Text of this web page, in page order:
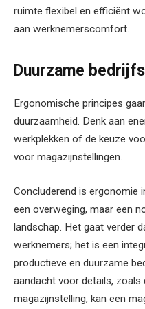
ruimte flexibel en efficiënt
aan werknemerscomfort.
Duurzame
Ergonomische principes
duurzaamheid. Denk aan
werkplekken of de keuze
voor magazijnstellingen.
Concluderend is ergonomie
een overweging, maar een
landschap. Het gaat verder
werknemers; het is een
productieve en duurzame
aandacht voor details, zoals
magazijnstelling, kan een